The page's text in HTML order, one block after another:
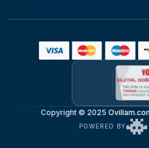
Copyright © 2025
POWERED BY